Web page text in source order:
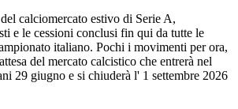
calciomercato estivo di Serie A,
e le cessioni conclusi fin qui da tutte le
italiano. Pochi i movimenti per ora,
del mercato calcistico che entrerà nel
29 giugno e si chiuderà l' 1 settembre 2026